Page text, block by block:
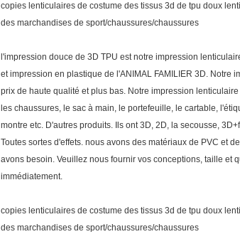
copies lenticulaires de costume des tissus 3d de tpu doux
des marchandises de sport/chaussures/chaussures
l'impression douce de 3D TPU est notre impression
et impression en plastique de l'ANIMAL FAMILIER 3D. Notre
prix de haute qualité et plus bas. Notre impression
les chaussures, le sac à main, le portefeuille, le cartable,
montre etc. D'autres produits. Ils ont 3D, 2D, la secousse,
Toutes sortes d'effets. nous avons des matériaux de PVC et
avons besoin. Veuillez nous fournir vos conceptions, taille
immédiatement.
copies lenticulaires de costume des tissus 3d de tpu doux
des marchandises de sport/chaussures/chaussures